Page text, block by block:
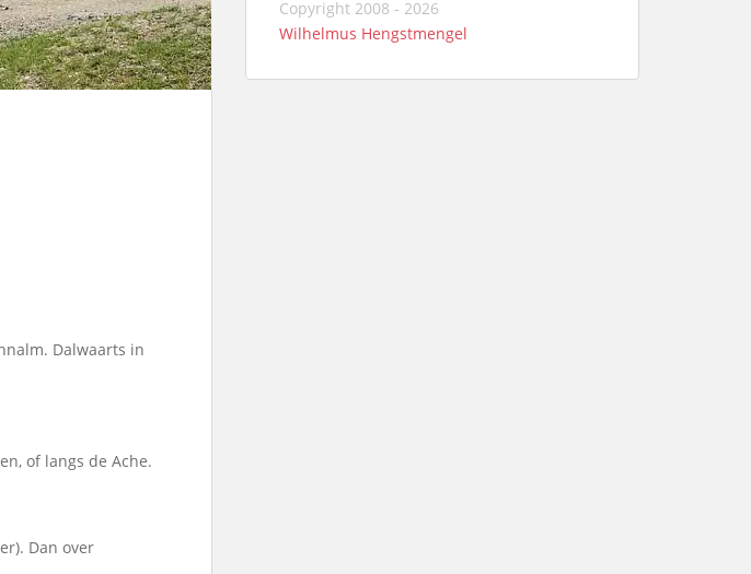
Dalwaarts in
of langs de Ache.
Dan over
Copyright 2008 - 2026
Wilhelmus Hengstmengel